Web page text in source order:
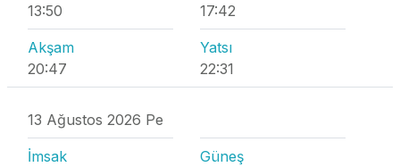
13:50
17:42
Akşam
20:47
Yatsı
22:31
13 Ağustos 2026 Pe
İmsak
Güneş